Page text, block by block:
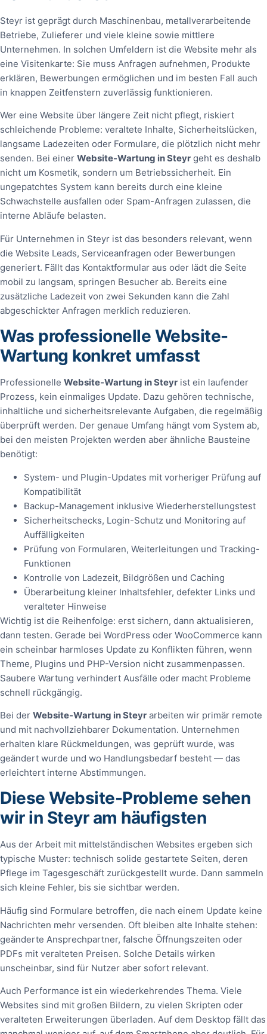
Steyr ist geprägt durch Maschinenbau, metallverarbeitende
Betriebe, Zulieferer und viele kleine sowie mittlere
Unternehmen. In solchen Umfeldern ist die Website mehr als
eine Visitenkarte: Sie muss Anfragen aufnehmen, Produkte
erklären, Bewerbungen ermöglichen und im besten Fall auch
in knappen Zeitfenstern zuverlässig funktionieren.
Wer eine Website über längere Zeit nicht pflegt, riskiert
schleichende Probleme: veraltete Inhalte, Sicherheitslücken,
langsame Ladezeiten oder Formulare, die plötzlich nicht mehr
senden. Bei einer Website-Wartung in Steyr geht es deshalb
nicht um Kosmetik, sondern um Betriebssicherheit. Ein
ungepatchtes System kann bereits durch eine kleine
Schwachstelle ausfallen oder Spam-Anfragen zulassen, die
interne Abläufe belasten.
Für Unternehmen in Steyr ist das besonders relevant, wenn
die Website Leads, Serviceanfragen oder Bewerbungen
generiert. Fällt das Kontaktformular aus oder lädt die Seite
mobil zu langsam, springen Besucher ab. Bereits eine
zusätzliche Ladezeit von zwei Sekunden kann die Zahl
abgeschickter Anfragen merklich reduzieren.
Was professionelle Website-
Wartung konkret umfasst
Professionelle Website-Wartung in Steyr ist ein laufender
Prozess, kein einmaliges Update. Dazu gehören technische,
inhaltliche und sicherheitsrelevante Aufgaben, die regelmäßig
überprüft werden. Der genaue Umfang hängt vom System ab,
bei den meisten Projekten werden aber ähnliche Bausteine
benötigt:
System- und Plugin-Updates mit vorheriger Prüfung auf
Kompatibilität
Backup-Management inklusive Wiederherstellungstest
Sicherheitschecks, Login-Schutz und Monitoring auf
Auffälligkeiten
Prüfung von Formularen, Weiterleitungen und Tracking-
Funktionen
Kontrolle von Ladezeit, Bildgrößen und Caching
Überarbeitung kleiner Inhaltsfehler, defekter Links und
veralteter Hinweise
Wichtig ist die Reihenfolge: erst sichern, dann aktualisieren,
dann testen. Gerade bei WordPress oder WooCommerce kann
ein scheinbar harmloses Update zu Konflikten führen, wenn
Theme, Plugins und PHP-Version nicht zusammenpassen.
Saubere Wartung verhindert Ausfälle oder macht Probleme
schnell rückgängig.
Bei der Website-Wartung in Steyr arbeiten wir primär remote
und mit nachvollziehbarer Dokumentation. Unternehmen
erhalten klare Rückmeldungen, was geprüft wurde, was
geändert wurde und wo Handlungsbedarf besteht — das
erleichtert interne Abstimmungen.
Diese Website-Probleme sehen
wir in Steyr am häufigsten
Aus der Arbeit mit mittelständischen Websites ergeben sich
typische Muster: technisch solide gestartete Seiten, deren
Pflege im Tagesgeschäft zurückgestellt wurde. Dann sammeln
sich kleine Fehler, bis sie sichtbar werden.
Häufig sind Formulare betroffen, die nach einem Update keine
Nachrichten mehr versenden. Oft bleiben alte Inhalte stehen:
geänderte Ansprechpartner, falsche Öffnungszeiten oder
PDFs mit veralteten Preisen. Solche Details wirken
unscheinbar, sind für Nutzer aber sofort relevant.
Auch Performance ist ein wiederkehrendes Thema. Viele
Websites sind mit großen Bildern, zu vielen Skripten oder
veralteten Erweiterungen überladen. Auf dem Desktop fällt das